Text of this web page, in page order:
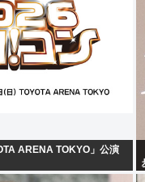
ARENA TOKYO」公演